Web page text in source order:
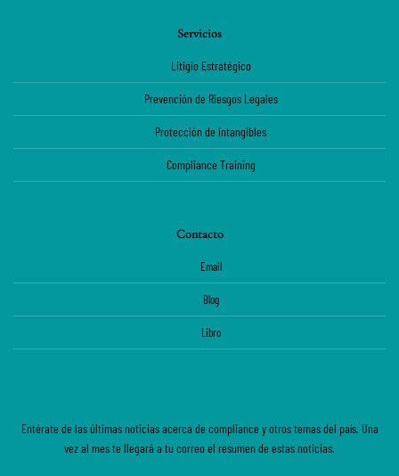
Servicios
Litigio Estratégico
Prevención de Riesgos Legales
Protección de intangibles
Compliance Training
Contacto
Email
Blog
Libro
Entérate de las últimas noticias acerca de compliance y otros temas del país. Una
vez al mes te llegará a tu correo el resumen de estas noticias.